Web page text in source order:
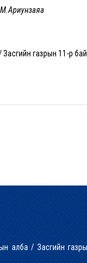
Засгийн газрын 11-р
алба / Засгийн